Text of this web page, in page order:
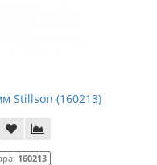
Stillson (160213)
160213